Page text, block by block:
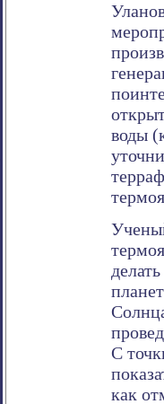
воды
С
как